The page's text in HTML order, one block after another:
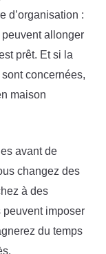
d’organisation :
allonger
prêt. Et si la
concernées,
maison
avant de
changez des
à des
imposer
du temps